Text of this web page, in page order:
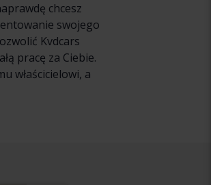
chcesz
swojego
Kvdcars
pracę za Ciebie.
właścicielowi, a